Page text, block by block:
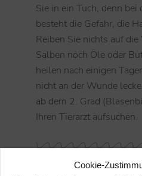
Cookie-
Sie in ein Tuch, denn
besteht die Gefahr, die
Reiben Sie nichts auf
Salben noch Öle oder
heilen nach einigen
nicht an der Wunde
ab dem 2. Grad
Ihren Tierarzt aufsuchen.